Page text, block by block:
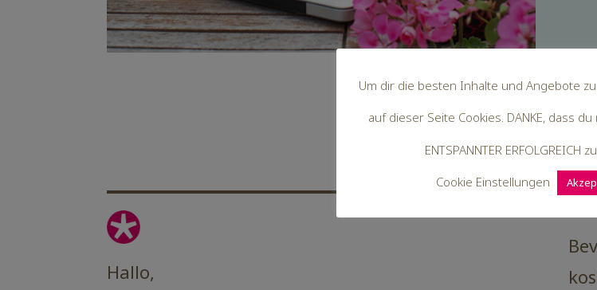
Hallo,
Um dir die besten Inhalte und Angebote
auf dieser Seite Cookies. DANKE, dass
ENTSPANNTER ERFOLGREICH
Cookie Einstellungen